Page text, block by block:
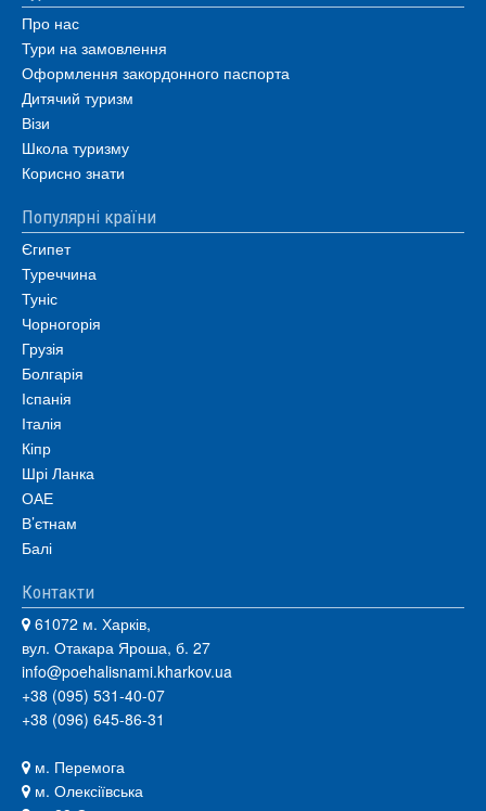
Про нас
Тури на замовлення
Оформлення закордонного паспорта
Дитячий туризм
Візи
Школа туризму
Корисно знати
Популярні країни
Єгипет
Туреччина
Туніс
Чорногорія
Грузія
Болгарія
Іспанія
Італія
Кіпр
Шрі Ланка
ОАЕ
В’єтнам
Балі
Контакти
61072 м. Харків,
вул. Отакара Яроша, б. 27
info@poehalisnami.kharkov.ua
+38 (095) 531-40-07
+38 (096) 645-86-31
м. Перемога
м. Олексіївська